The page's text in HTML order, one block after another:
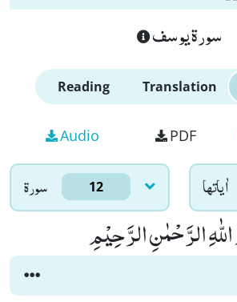
سورة يوسف
Reading Translation
Audio PDF
سورۃ 12 اٰياتها
الرَّحْمٰنِ الرَّحِیْمِ